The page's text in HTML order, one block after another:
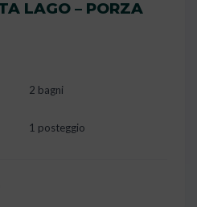
LAGO – PORZA
2 bagni
1 posteggio